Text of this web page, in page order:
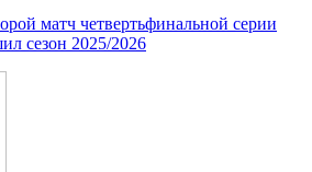
матч четвертьфинальной серии
сезон 2025/2026